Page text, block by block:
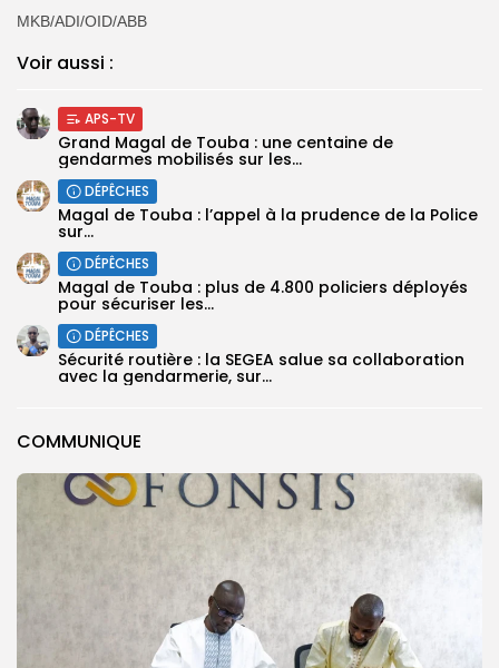
COMMUNIQUE
MKB/ADI/OID/ABB
Voir aussi :
APS-TV
Grand Magal de Touba : une centaine de
gendarmes mobilisés sur les...
DÉPÊCHES
Magal de Touba : l’appel à la prudence de la Police
sur...
DÉPÊCHES
Magal de Touba : plus de 4.800 policiers déployés
pour sécuriser les...
DÉPÊCHES
Sécurité routière : la SEGEA salue sa collaboration
avec la gendarmerie, sur...